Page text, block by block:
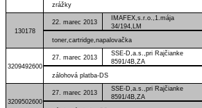
zrážky
130178
22. marec 2013
IMAFEX,s.r.o.,1.mája
34/194,LM
toner,cartridge,napalovačka
3209492600
27. marec 2013
SSE-D,a.s.,pri Rajčianke
8591/4B,ZA
zálohová platba-DS
3209502600
27. marec 2013
SSE-D,a.s.,pri Rajčianke
8591/4B,ZA